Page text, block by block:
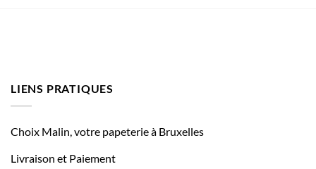
LIENS PRATIQUES
Choix Malin, votre papeterie à Bruxelles
Livraison et Paiement